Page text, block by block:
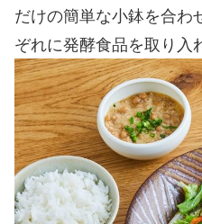
だけの簡単な小鉢を合わ
ぞれに発酵食品を取り入